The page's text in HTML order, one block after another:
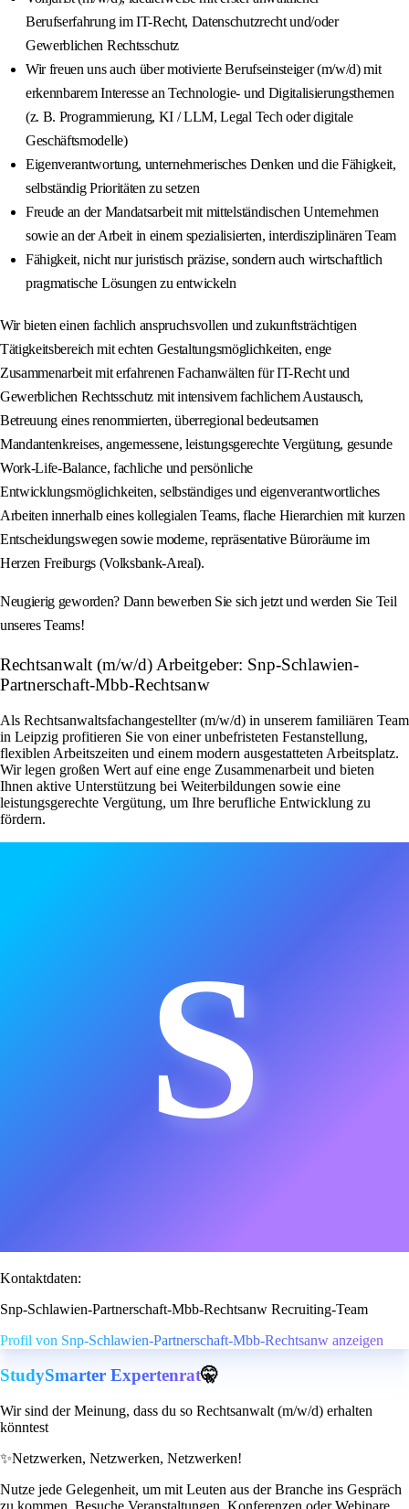
Berufserfahrung im IT-Recht, Datenschutzrecht und/oder
Gewerblichen Rechtsschutz
Wir freuen uns auch über motivierte Berufseinsteiger (m/w/d) mit
erkennbarem Interesse an Technologie- und Digitalisierungsthemen
(z. B. Programmierung, KI / LLM, Legal Tech oder digitale
Geschäftsmodelle)
Eigenverantwortung, unternehmerisches Denken und die Fähigkeit,
selbständig Prioritäten zu setzen
Freude an der Mandatsarbeit mit mittelständischen Unternehmen
sowie an der Arbeit in einem spezialisierten, interdisziplinären Team
Fähigkeit, nicht nur juristisch präzise, sondern auch wirtschaftlich
pragmatische Lösungen zu entwickeln
Wir bieten einen fachlich anspruchsvollen und zukunftsträchtigen
Tätigkeitsbereich mit echten Gestaltungsmöglichkeiten, enge
Zusammenarbeit mit erfahrenen Fachanwälten für IT-Recht und
Gewerblichen Rechtsschutz mit intensivem fachlichem Austausch,
Betreuung eines renommierten, überregional bedeutsamen
Mandantenkreises, angemessene, leistungsgerechte Vergütung, gesunde
Work-Life-Balance, fachliche und persönliche
Entwicklungsmöglichkeiten, selbständiges und eigenverantwortliches
Arbeiten innerhalb eines kollegialen Teams, flache Hierarchien mit kurzen
Entscheidungswegen sowie moderne, repräsentative Büroräume im
Herzen Freiburgs (Volksbank-Areal).
Neugierig geworden? Dann bewerben Sie sich jetzt und werden Sie Teil
unseres Teams!
Rechtsanwalt (m/w/d) Arbeitgeber: Snp-Schlawien-
Partnerschaft-Mbb-Rechtsanw
Als Rechtsanwaltsfachangestellter (m/w/d) in unserem familiären Team
in Leipzig profitieren Sie von einer unbefristeten Festanstellung,
flexiblen Arbeitszeiten und einem modern ausgestatteten Arbeitsplatz.
Wir legen großen Wert auf eine enge Zusammenarbeit und bieten
Ihnen aktive Unterstützung bei Weiterbildungen sowie eine
leistungsgerechte Vergütung, um Ihre berufliche Entwicklung zu
fördern.
S
Kontaktdaten:
Snp-Schlawien-Partnerschaft-Mbb-Rechtsanw Recruiting-Team
Profil von Snp-Schlawien-Partnerschaft-Mbb-Rechtsanw anzeigen
StudySmarter Expertenrat🤫
Wir sind der Meinung, dass du so Rechtsanwalt (m/w/d) erhalten
könntest
✨Netzwerken, Netzwerken, Netzwerken!
Nutze jede Gelegenheit, um mit Leuten aus der Branche ins Gespräch